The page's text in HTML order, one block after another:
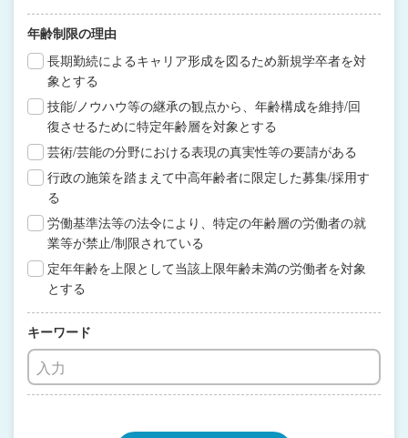
年齢制限の理由
長期勤続によるキャリア形成を図るため新規学卒者を対
象とする
技能/ノウハウ等の継承の観点から、年齢構成を維持/回
復させるために特定年齢層を対象とする
芸術/芸能の分野における表現の真実性等の要請がある
行政の施策を踏まえて中高年齢者に限定した募集/採用す
る
労働基準法等の法令により、特定の年齢層の労働者の就
業等が禁止/制限されている
定年年齢を上限として当該上限年齢未満の労働者を対象
とする
キーワード